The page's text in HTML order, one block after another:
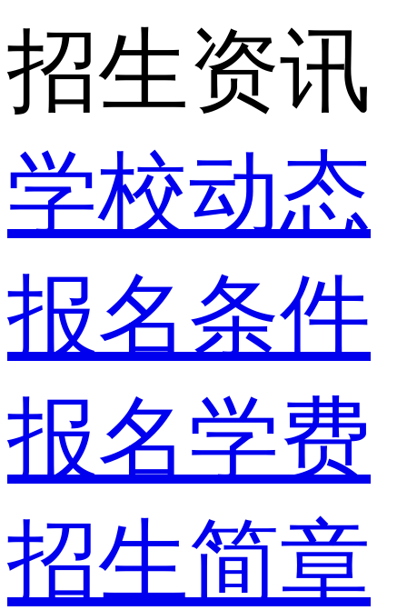
招生资讯
学校动态
报名条件
报名学费
招生简章